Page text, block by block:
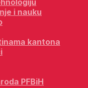
i nauku
kantona
PFBiH